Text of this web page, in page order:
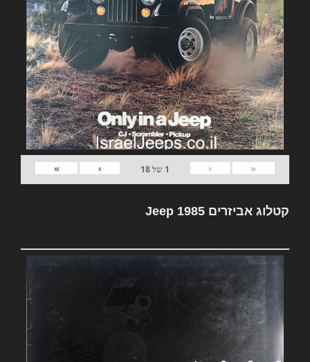
«
‹
1 של18
›
»
קטלוג אביזרים Jeep 1985